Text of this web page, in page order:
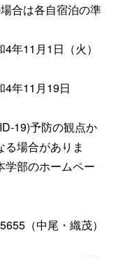
合は各自宿泊の準
年11月1日（火）
年11月19日
19)予防の観点か
場合がありま
学部のホームペー
（中尾・織茂）